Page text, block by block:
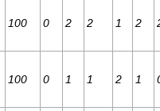
100 0 2 2 1 2
100 0 1 1 2 1